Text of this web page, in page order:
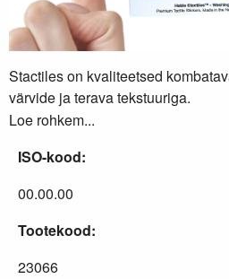
Stactiles on kvaliteetsed
värvide ja terava tekstuuriga.
Loe rohkem...
ISO-kood:
00.00.00
Tootekood:
23066